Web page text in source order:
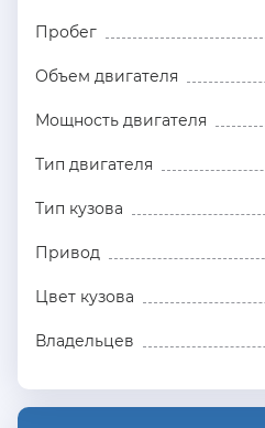
Пробег
Объем двигателя
Мощность двигателя
Тип двигателя
Тип кузова
Привод
Цвет кузова
Владельцев